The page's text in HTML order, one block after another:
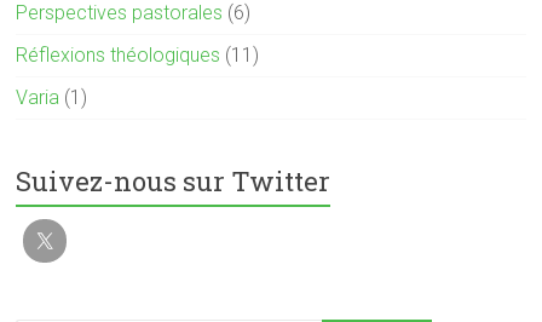
Perspectives pastorales (6)
Réflexions théologiques (11)
Varia (1)
Suivez-nous sur Twitter